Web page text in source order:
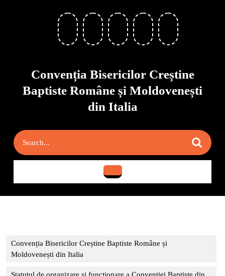
Convenția Bisericilor Creștine
Baptiste Române și Moldovenești
din Italia
Convenția Bisericilor Creștine Baptiste Române și
Moldovenești din Italia